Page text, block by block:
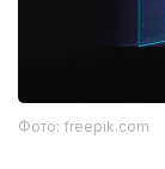
Фото: freepik.com